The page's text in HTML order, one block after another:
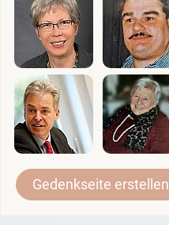
Gedenkseite erstellen